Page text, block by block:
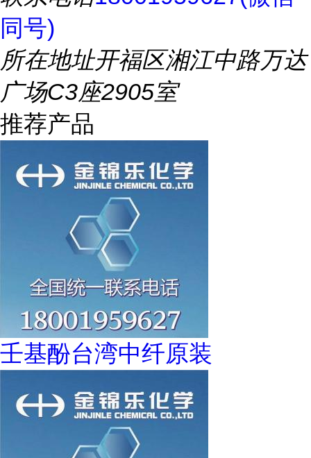
同号)
所在地址开福区湘江中路万达
广场C3座2905室
推荐产品
壬基酚台湾中纤原装